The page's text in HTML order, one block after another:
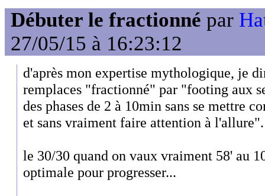
Débuter le fractionné par
27/05/15 à 16:23:12
d'après mon expertise mythologique, je
remplaces "fractionné" par "footing aux
des phases de 2 à 10min sans se mettre
et sans vraiment faire attention à l'allure".
le 30/30 quand on vaux vraiment 58' au
optimale pour progresser...